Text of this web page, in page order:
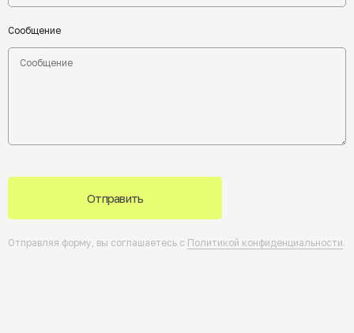
Сообщение
Отправить
Отправляя форму, вы соглашаетесь с Политикой конфиденциальности.